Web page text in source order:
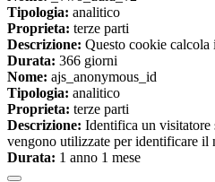
Tipologia: analitico
Proprieta: terze parti
Descrizione: Questo cookie
Durata: 366 giorni
Nome: ajs_anonymous_id
Tipologia: analitico
Proprieta: terze parti
Descrizione: Identifica un visitatore
vengono utilizzate per identificare
Durata: 1 anno 1 mese